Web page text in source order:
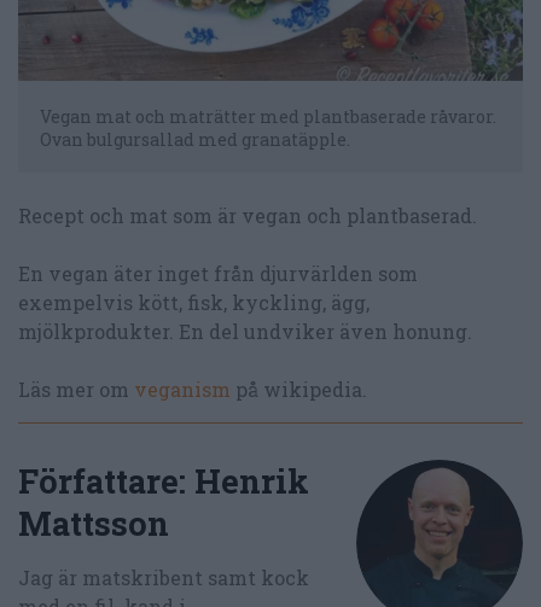
Vegan mat och maträtter med plantbaserade råvaror.
Ovan bulgursallad med granatäpple.
Recept och mat som är vegan och plantbaserad.
En vegan äter inget från djurvärlden som
exempelvis kött, fisk, kyckling, ägg,
mjölkprodukter. En del undviker även honung.
Läs mer om veganism på wikipedia.
Författare: Henrik
Mattsson
Jag är matskribent samt kock